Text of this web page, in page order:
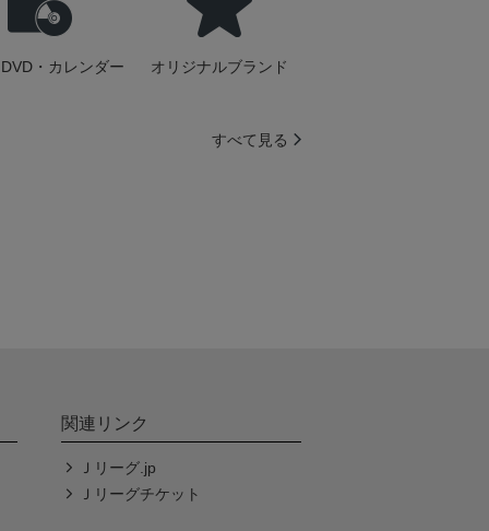
・カレンダー オリジナルブランド
すべて見る
関連リンク
Ｊリーグ.jp
Ｊリーグチケット